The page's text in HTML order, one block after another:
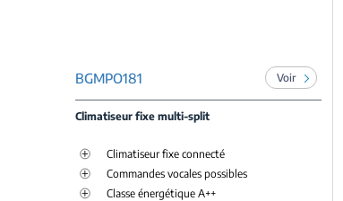
BGMPO181 Voir
Climatiseur fixe multi-split
Climatiseur fixe connecté
Commandes vocales possibles
Classe énergétique A++